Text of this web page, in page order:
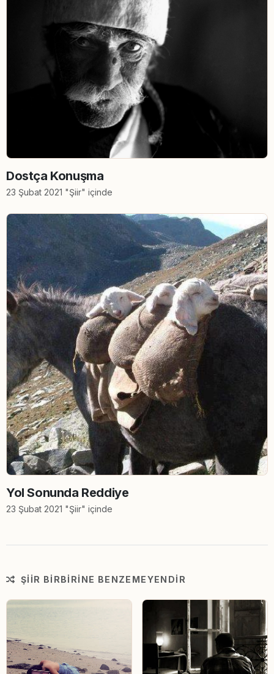
Dostça Konuşma
23 Şubat 2021 "Şiir" içinde
Yol Sonunda Reddiye
23 Şubat 2021 "Şiir" içinde
ŞIIR BIRBIRINE BENZEMEYENDIR